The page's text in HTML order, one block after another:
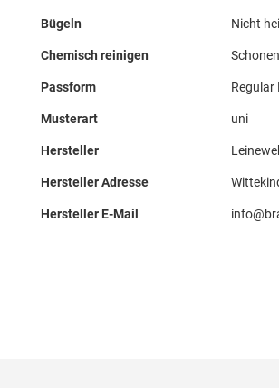
Bügeln Nicht
Chemisch reinigen
Passform Regular
Musterart uni
Hersteller
Hersteller Adresse
Hersteller E-Mail